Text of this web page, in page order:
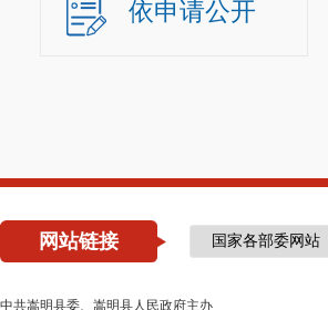
依申请公开
网站链接
中共嵩明县委、嵩明县人民政府主办